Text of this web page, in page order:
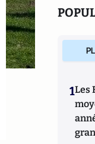
1Les